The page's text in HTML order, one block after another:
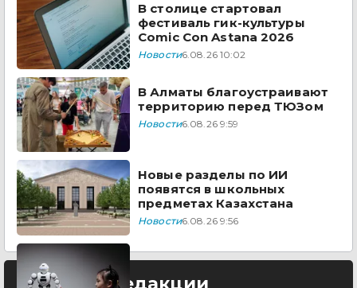
В столице стартовал
фестиваль гик-культуры
Comic Con Astana 2026
Новости6.08.26 10:02
В Алматы благоустраивают
территорию перед ТЮЗом
Новости6.08.26 9:59
Новые разделы по ИИ
появятся в школьных
предметах Казахстана
Новости6.08.26 9:56